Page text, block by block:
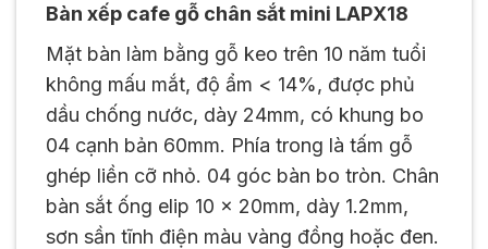
Bàn xếp cafe gỗ chân sắt mini LAPX18
Mặt bàn làm bằng gỗ keo trên 10 năm tuổi
không mấu mắt, độ ẩm < 14%, được phủ
dầu chống nước, dày 24mm, có khung bo
04 cạnh bản 60mm. Phía trong là tấm gỗ
ghép liền cỡ nhỏ. 04 góc bàn bo tròn. Chân
bàn sắt ống elip 10 x 20mm, dày 1.2mm,
sơn sần tĩnh điện màu vàng đồng hoặc đen.